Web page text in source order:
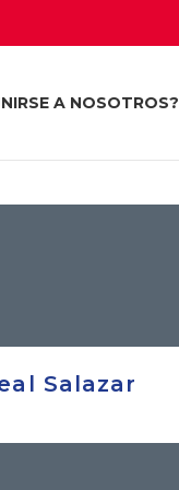
A NOSOTROS?
Salazar